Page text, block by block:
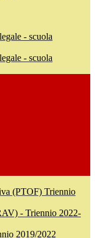
- scuola
- scuola
(PTOF) Triennio
- Triennio 2022-
2019/2022